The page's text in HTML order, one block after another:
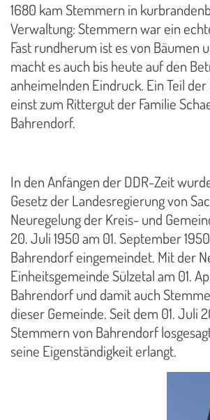
1680 kam Stemmern in
Verwaltung: Stemmern war ein
Fast rundherum ist es von Bäumen
macht es auch bis heute auf den
anheimelnden Eindruck. Ein Teil
einst zum Rittergut der Familie
Bahrendorf.
In den Anfängen der DDR-Zeit
Gesetz der Landesregierung von
Neuregelung der Kreis- und
20. Juli 1950 am 01. September
Bahrendorf eingemeindet. Mit der
Einheitsgemeinde Sülzetal am 01.
Bahrendorf und damit auch
dieser Gemeinde. Seit dem 01. Juli
Stemmern von Bahrendorf
seine Eigenständigkeit erlangt.